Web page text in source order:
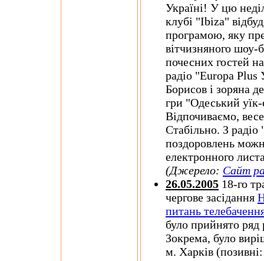
Україні! У цю
клубі "Ibiza"
програмою, яку
вітчизняного шоу-
почесних гостей
радіо "Europa
Борисов і зоряна
гри "Одеський
Відпочиваємо,
Стабільно. З
поздоровлень
електронного
(Джерело: Сайт
26.05.2005 18-го
чергове засідання
питань